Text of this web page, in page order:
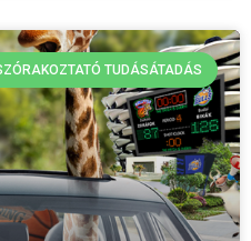
TUDÁSÁTADÁS